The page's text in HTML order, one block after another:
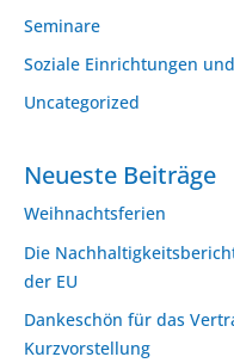
Seminare
Soziale Einrichtungen
Uncategorized
Neueste Beiträge
Weihnachtsferien
Die
der EU
Dankeschön für das
Kurzvorstellung